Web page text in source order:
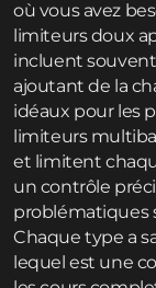
où vous avez
limiteurs doux
incluent
ajoutant de la
idéaux pour les
limiteurs
et limitent
un contrôle
problématiques
Chaque type a
lequel est une